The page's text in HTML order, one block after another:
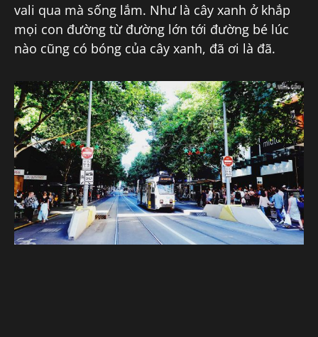
vali qua mà sống lắm. Như là cây xanh ở khắp
mọi con đường từ đường lớn tới đường bé lúc
nào cũng có bóng của cây xanh, đã ơi là đã.